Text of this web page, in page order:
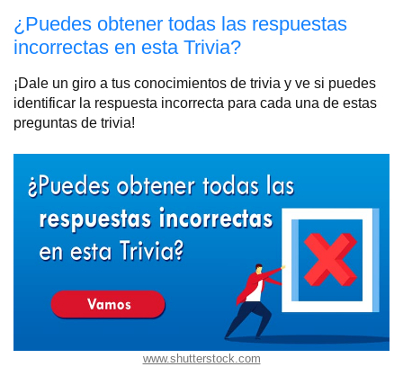
¿Puedes obtener todas las respuestas
incorrectas en esta Trivia?
¡Dale un giro a tus conocimientos de trivia y ve si puedes
identificar la respuesta incorrecta para cada una de estas
preguntas de trivia!
www.shutterstock.com